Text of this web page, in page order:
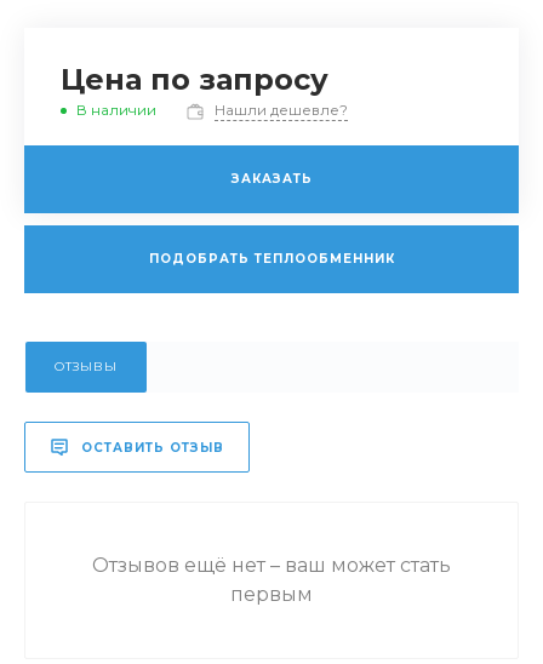
Цена по запросу
В наличии Нашли дешевле?
ЗАКАЗАТЬ
ПОДОБРАТЬ ТЕПЛООБМЕННИК
ОТЗЫВЫ
ОСТАВИТЬ ОТЗЫВ
Отзывов ещё нет – ваш может стать
первым